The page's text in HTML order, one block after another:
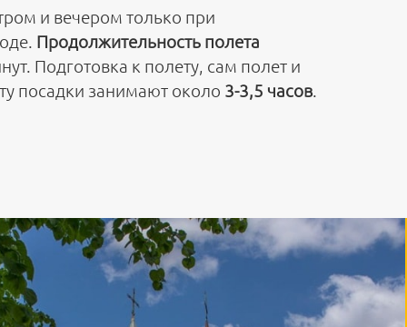
и вечером только при
Продолжительность полета
Подготовка к полету, сам полет и
посадки занимают около 3-3,5 часов.